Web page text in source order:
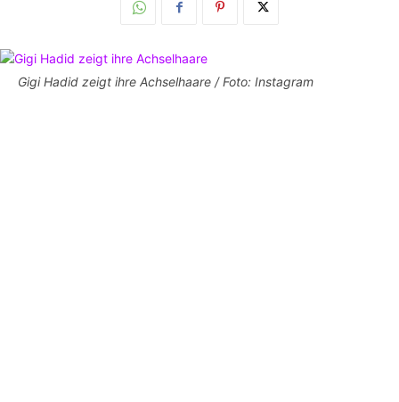
Gigi Hadid zeigt ihre Achselhaare / Foto: Instagram